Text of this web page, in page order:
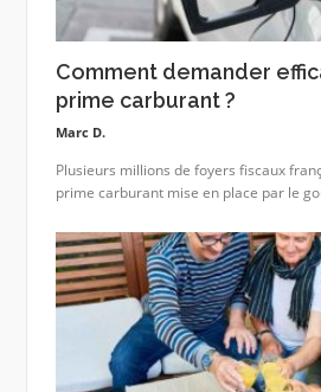
Comment demander
prime carburant ?
Marc D.
Plusieurs millions de foyers fiscaux
prime carburant mise en place par le